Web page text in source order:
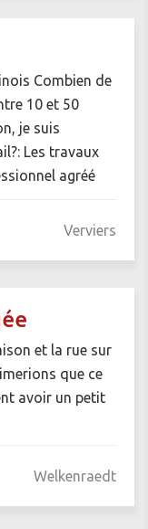
Combien de
10 et 50
je suis
Les travaux
agréé
Verviers
et la rue sur
que ce
avoir un petit
Welkenraedt